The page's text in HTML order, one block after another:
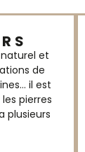
et
de
il est
pierres
plusieurs